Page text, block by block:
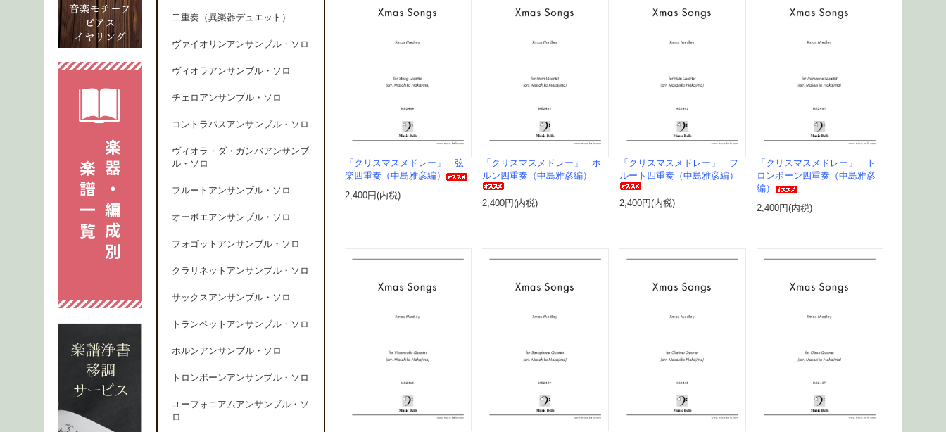
「クリスマスメドレー」 弦
楽四重奏（中島雅彦編）
2,400円(内税)
「クリスマスメドレー」 ホ
ルン四重奏（中島雅彦編）
2,400円(内税)
「クリスマスメドレー」 フ
ルート四重奏（中島雅彦編）
2,400円(内税)
「クリスマスメドレー」 ト
ロンボーン四重奏（中島雅彦
編）
2,400円(内税)
二重奏（異楽器デュエット）
ヴァイオリンアンサンブル・ソロ
ヴィオラアンサンブル・ソロ
チェロアンサンブル・ソロ
コントラバスアンサンブル・ソロ
ヴィオラ・ダ・ガンバアンサンブ
ル・ソロ
フルートアンサンブル・ソロ
オーボエアンサンブル・ソロ
フォゴットアンサンブル・ソロ
クラリネットアンサンブル・ソロ
サックスアンサンブル・ソロ
トランペットアンサンブル・ソロ
ホルンアンサンブル・ソロ
トロンボーンアンサンブル・ソロ
ユーフォニアムアンサンブル・ソ
ロ